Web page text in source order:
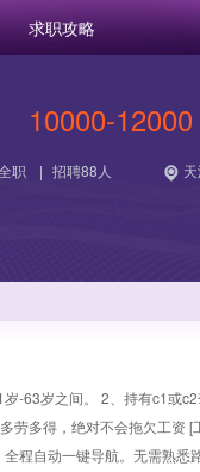
求职攻略
10000-
职 | 招聘88人
-63岁之间。 2、持有c1或
劳多得，绝对不会拖欠工资
程自动一键导航。无需熟